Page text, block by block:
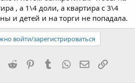
, а 1\4 доли, а квартира с 3\4
и детей и на торги не попадала.
войти/зарегистрироваться
Reddit PinterestTumblr WhatsApp Ссылка